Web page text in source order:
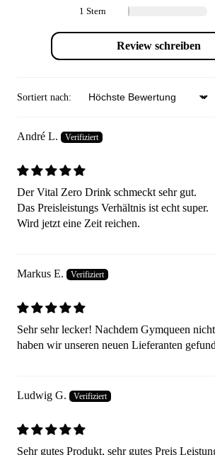
1 Stern
Review schreiben
Sortiert nach: Sort by
André L.
Der Vital Zero Drink schmeckt sehr gut.
Das Preisleistungs Verhältnis ist echt super.
Wird jetzt eine Zeit reichen.
Markus E.
Sehr sehr lecker! Nachdem Gymqueen
haben wir unseren neuen Lieferanten
Ludwig G.
Sehr gutes Produkt, sehr gutes Preis